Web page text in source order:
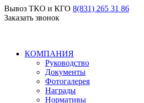
Вывоз ТКО и КГО 8(831) 265 31 86
Заказать звонок
КОМПАНИЯ
Руководство
Документы
Фотогалерея
Награды
Нормативы